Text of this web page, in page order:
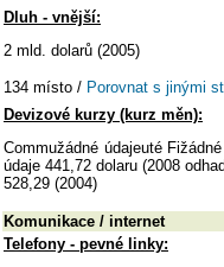
Dluh - vnější:
2 mld. dolarů (2005)
134 místo / Porovnat s jinými
Devizové kurzy (kurz měn):
Commužádné údajeuté
údaje 441,72 dolaru (2008
528,29 (2004)
Komunikace / internet
Telefony - pevné linky: